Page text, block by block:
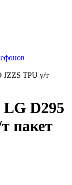
JZZS TPU у/т
D295
пакет